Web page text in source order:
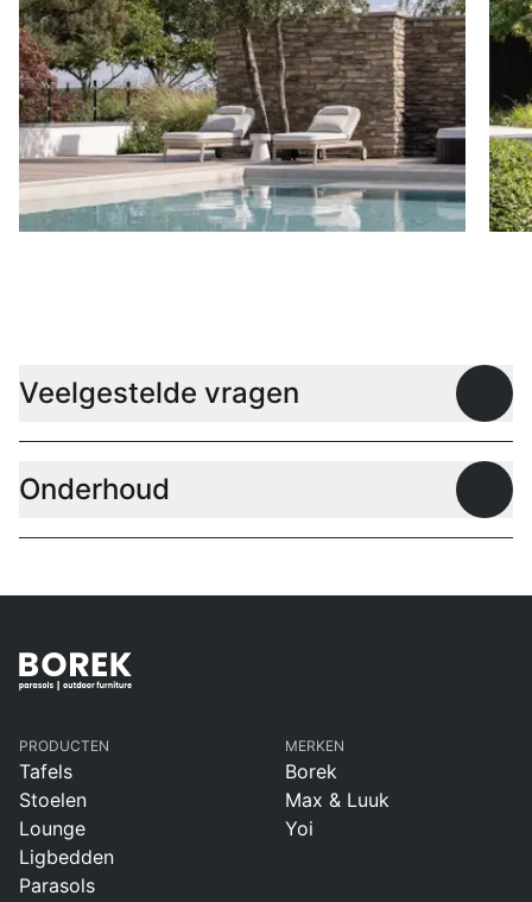
Veelgestelde vragen
Onderhoud
PRODUCTEN
Tafels
Stoelen
Lounge
Ligbedden
Parasols
MERKEN
Borek
Max & Luuk
Yoi